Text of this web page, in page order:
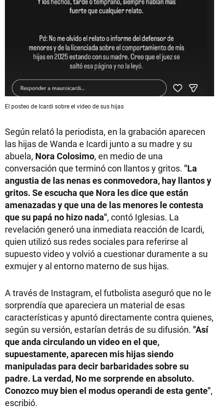
El posteo de Icardi sobre el video de sus hijas
Según relató la periodista, en la grabación aparecen
las hijas de Wanda e Icardi junto a su madre y su
abuela, Nora Colosimo, en medio de una
conversación que terminó con llantos y gritos. "La
angustia de las nenas es conmovedora, hay llantos y
gritos. Se escucha que Nora les dice que están
amenazadas y que una de las menores le contesta
que su papá no hizo nada", contó Iglesias. La
revelación generó una inmediata reacción de Icardi,
quien utilizó sus redes sociales para referirse al
supuesto video y volvió a cuestionar duramente a su
exmujer y al entorno materno de sus hijas.
A través de Instagram, el futbolista aseguró que no le
sorprendía que apareciera un material de esas
características y apuntó directamente contra quienes,
según su versión, estarían detrás de su difusión. "Así
que anda circulando un video en el que,
supuestamente, aparecen mis hijas siendo
manipuladas para decir barbaridades sobre su
padre. La verdad, No me sorprende en absoluto.
Conozco muy bien el modus operandi de esta gente",
escribió.